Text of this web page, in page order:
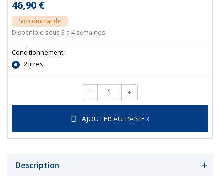
46,90 €
Sur commande
Disponible sous 3 à 4 semaines
Conditionnement
2 litres
Qté.
- +
AJOUTER AU PANIER
Description